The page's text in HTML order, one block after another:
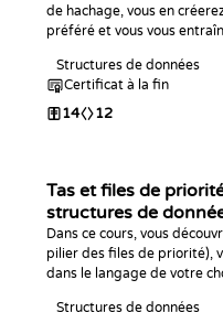
de hachage, vous en
préféré et vous vous
Structures de données
Certificat à la fin
14 12
Tas et files de
structures de
Dans ce cours, vous
pilier des files de priorité),
dans le langage de votre
Structures de données